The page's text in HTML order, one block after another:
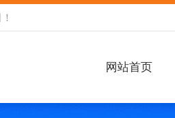
！
网站首页